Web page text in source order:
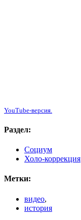
YouTube-версия.
Раздел:
Социум
Холо-коррекция
Метки:
видео,
история